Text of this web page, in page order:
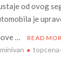
od ovog
je
…
READ
minivan